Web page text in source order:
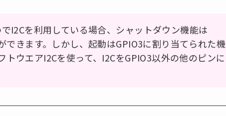
I2Cを利用している場合、シャットダウン機能は
できます。しかし、起動はGPIO3に割り当てられた機
ウエアI2Cを使って、I2CをGPIO3以外の他のピンに